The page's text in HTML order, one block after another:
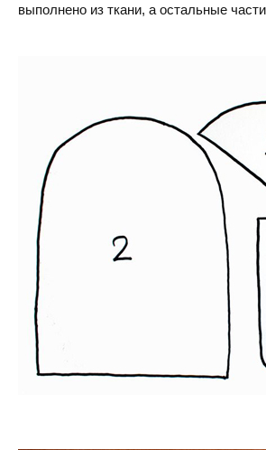
выполнено из ткани, а остальные